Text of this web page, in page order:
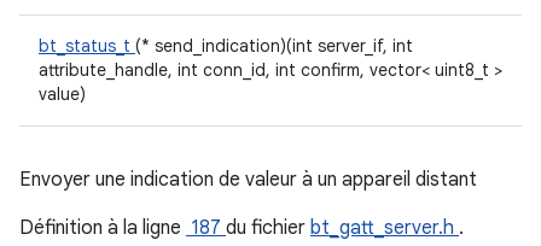
bt_status_t (* send_indication)(int server_if, int
attribute_handle, int conn_id, int confirm, vector< uint8_t >
value)
Envoyer une indication de valeur à un appareil distant
Définition à la ligne 187 du fichier bt_gatt_server.h .